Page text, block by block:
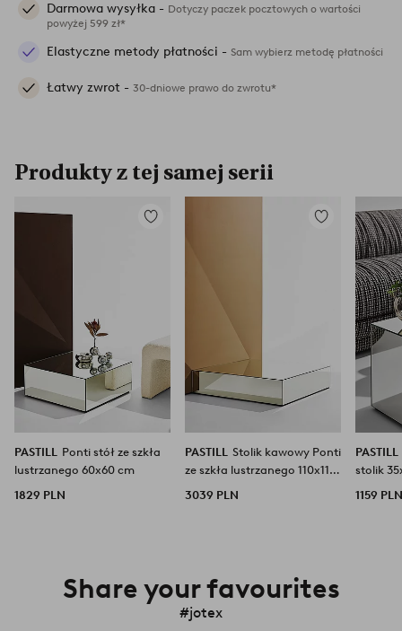
Darmowa wysyłka - Dotyczy paczek pocztowych o wartości
powyżej 599 zł*
Elastyczne metody płatności - Sam wybierz metodę płatności
Łatwy zwrot - 30-dniowe prawo do zwrotu*
Produkty z tej samej serii
Dodaj
PASTILL
Ponti stół ze szkła
lustrzanego 60x60 cm
1829 PLN
Dodaj
ulubionych
PASTILL
Stolik kawowy Ponti
ze szkła lustrzanego 110x110
3039 PLN
PASTILL
stolik
1159
Share your favourites
#jotex